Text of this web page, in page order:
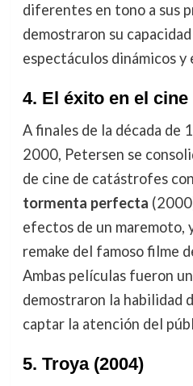
diferentes en tono a sus
demostraron su
espectáculos dinámicos y
4. El éxito en el
A finales de la década de
2000, Petersen se
de cine de catástrofes
tormenta perfecta
efectos de un maremoto,
remake del famoso filme
Ambas películas fueron
demostraron la habilidad
captar la atención del
5. Troya (2004)